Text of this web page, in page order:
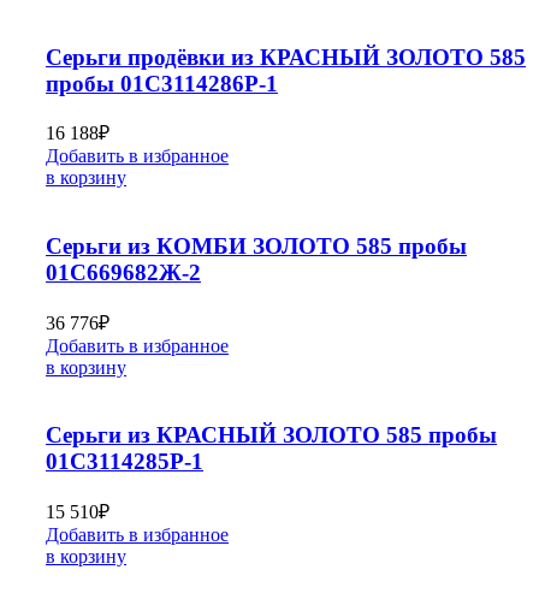
Серьги продёвки из КРАСНЫЙ ЗОЛОТО 585
пробы 01С3114286Р-1
16 188₽
Добавить в избранное
в корзину
Серьги из КОМБИ ЗОЛОТО 585 пробы
01С669682Ж-2
36 776₽
Добавить в избранное
в корзину
Серьги из КРАСНЫЙ ЗОЛОТО 585 пробы
01С3114285Р-1
15 510₽
Добавить в избранное
в корзину